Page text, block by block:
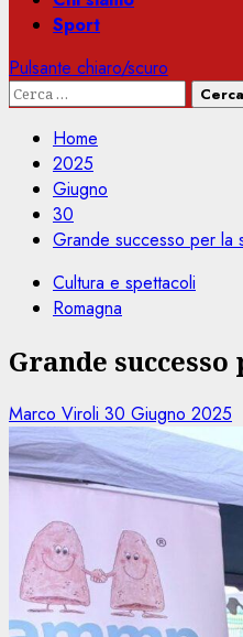
Sport
Pulsante chiaro/scuro
Ricerca
Home
2025
Giugno
30
Grande successo per la
Cultura e spettacoli
Romagna
Grande
Marco Viroli 30 Giugno 2025